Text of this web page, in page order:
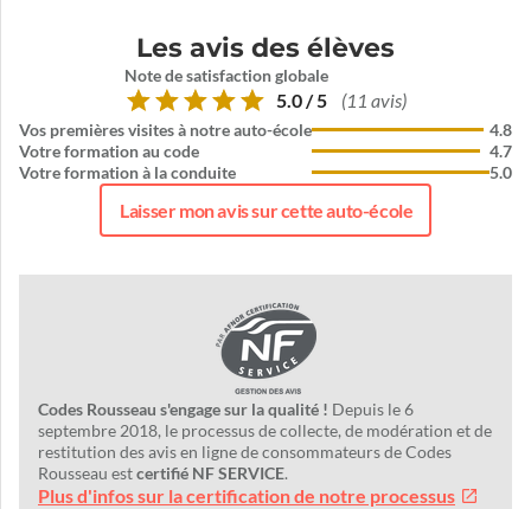
Les avis des élèves
Note de satisfaction globale
5.0 / 5 (11 avis)
Vos premières visites à notre auto-école
Votre formation au code
Votre formation à la conduite
4.8
4.7
5.0
Laisser mon avis sur cette auto-école
Codes Rousseau s'engage sur la qualité ! Depuis le 6
septembre 2018, le processus de collecte, de modération et de
restitution des avis en ligne de consommateurs de Codes
Rousseau estcertifié NF SERVICE.
Plus d'infos sur la certification de notre processus